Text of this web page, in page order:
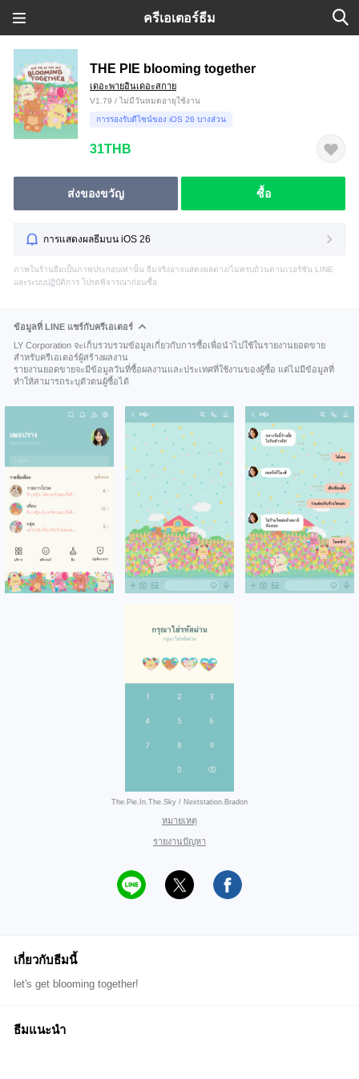
ครีเอเตอร์ธีม
THE PIE blooming together
เดอะพายอินเดอะสกาย
V1.79 / ไม่มีวันหมดอายุใช้งาน
การรองรับดีไซน์ของ iOS 26 บางส่วน
31THB
ส่งของขวัญ ซื้อ
การแสดงผลธีมบน iOS 26
ภาพในร้านธีมเป็นภาพประกอบเท่านั้น ธีมจริงอาจแสดงผลต่าง/ไม่ครบถ้วนตามเวอร์ชัน LINE
และระบบปฏิบัติการ โปรดพิจารณาก่อนซื้อ
ข้อมูลที่ LINE แชร์กับครีเอเตอร์
LY Corporation จะเก็บรวบรวมข้อมูลเกี่ยวกับการซื้อเพื่อนำไปใช้ในรายงานยอดขาย
สำหรับครีเอเตอร์ผู้สร้างผลงาน
รายงานยอดขายจะมีข้อมูลวันที่ซื้อผลงานและประเทศที่ใช้งานของผู้ซื้อ แต่ไม่มีข้อมูลที่
ทำให้สามารถระบุตัวตนผู้ซื้อได้
The.Pie.In.The.Sky / Nextstation.Bradon
หมายเหตุ
รายงานปัญหา
เกี่ยวกับธีมนี้
let's get blooming together!
ธีมแนะนำ